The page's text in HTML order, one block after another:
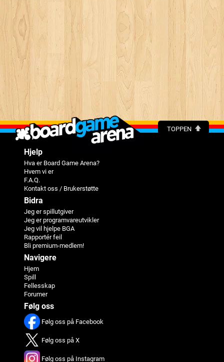
TOPPEN
Hjelp
Hva er Board Game Arena?
Hvem vi er
F.A.Q.
Kontakt oss / Brukerstøtte
Bidra
Jeg er spillutgiver
Jeg er programvareutvikler
Jeg vil hjelpe BGA
Rapportér feil
Bli premium-medlem!
Navigere
Hjem
Spill
Fellesskap
Forumer
Følg oss
Følg oss på Facebook
Følg oss på X
Følg oss på Instagram